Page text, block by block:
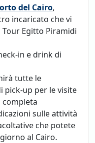
Mar Rosso.
mare si conclude con
rientrerete in Italia
del Cairo,
incaricato che vi
Egitto Piramidi
in e drink di
tutte le
pick-up per le visite
completa
sulle attività
che potete
al Cairo.